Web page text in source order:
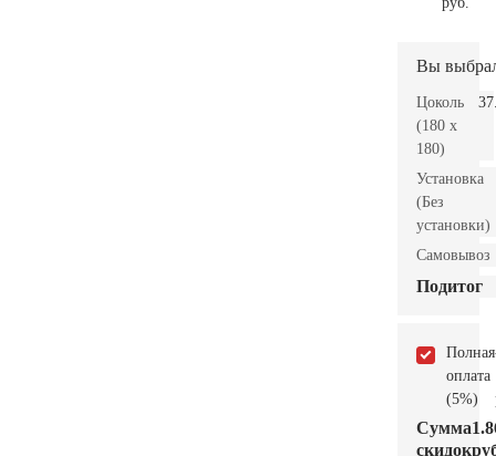
Вы
Цоколь
(180 x
180)
Установка
(Без
установки)
Самовывоз
Подитог
Полная
оплата
(5%)
Сумма
скидок